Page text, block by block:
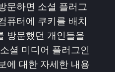
문하면 소셜 플러그
퓨터에 쿠키를 배치
방문했던 개인들을
셜 미디어 플러그인
에 대한 자세한 내용